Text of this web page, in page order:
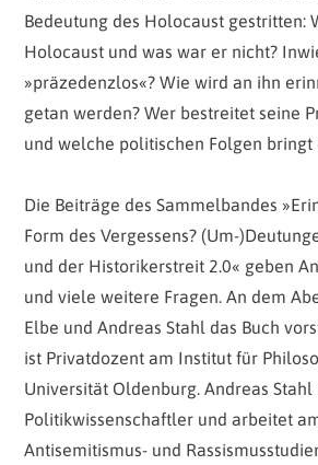
Bedeutung des Holocaust gestritten:
Holocaust und was war er nicht?
»präzedenzlos«? Wie wird an ihn
getan werden? Wer bestreitet seine
und welche politischen Folgen bringt
Die Beiträge des Sammelbandes
Form des Vergessens? (Um-
und der Historikerstreit 2.0« geben
und viele weitere Fragen. An dem
Elbe und Andreas Stahl das Buch
ist Privatdozent am Institut für
Universität Oldenburg. Andreas Stahl
Politikwissenschaftler und arbeitet
Antisemitismus- und